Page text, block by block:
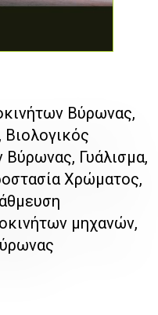
Βύρωνας,
Βιολογικός
Γυάλισμα,
Χρώματος,
μηχανών,